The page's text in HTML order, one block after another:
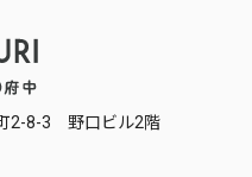
2-8-3 野口ビル2階